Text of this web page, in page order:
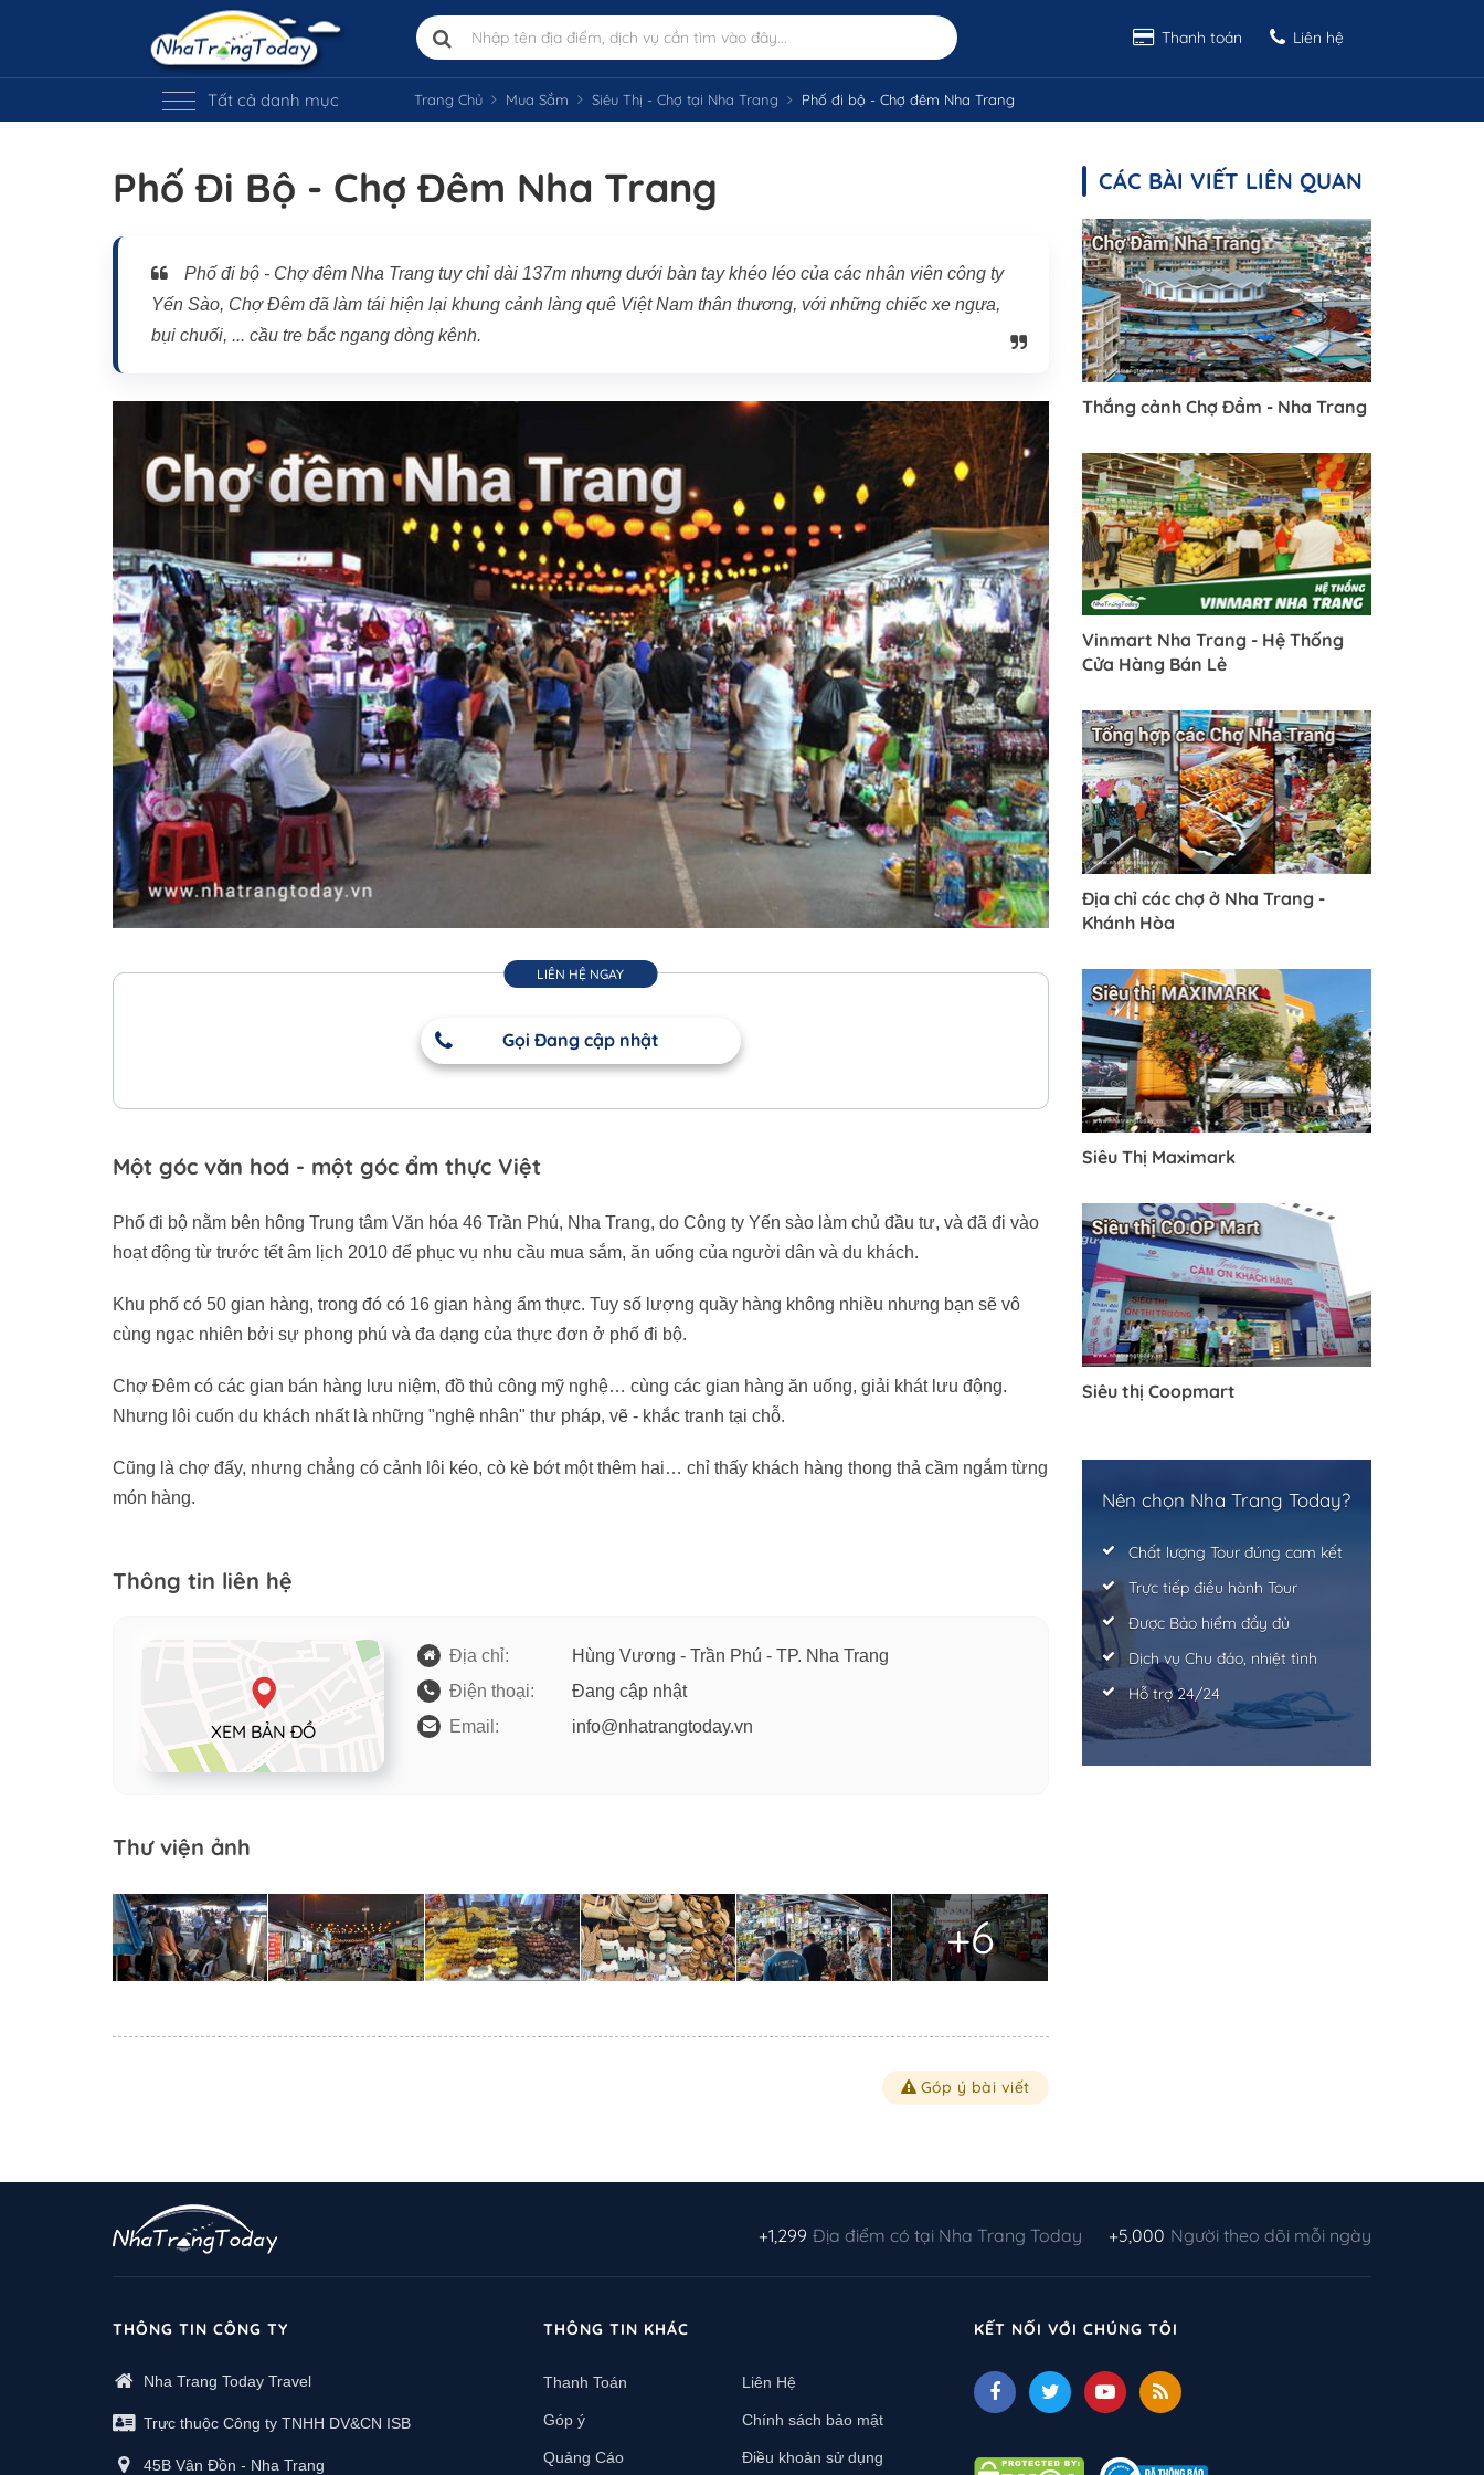
Thanh toán Liên hệ
Tất cả danh mục Trang Chủ Mua Sắm Siêu Thị - Chợ tại Nha Trang Phố đi bộ - Chợ đêm Nha Trang
Phố Đi Bộ - Chợ Đêm Nha Trang
Phố đi bộ - Chợ đêm Nha Trang tuy chỉ dài 137m nhưng dưới bàn tay khéo léo của các nhân viên công ty
Yến Sào, Chợ Đêm đã làm tái hiện lại khung cảnh làng quê Việt Nam thân thương, với những chiếc xe ngựa,
bụi chuối, ... cầu tre bắc ngang dòng kênh.
LIÊN HỆ NGAY
Gọi Đang cập nhật
Một góc văn hoá - một góc ẩm thực Việt
Phố đi bộ nằm bên hông Trung tâm Văn hóa 46 Trần Phú, Nha Trang, do Công ty Yến sào làm chủ đầu tư, và đã đi vào
hoạt động từ trước tết âm lịch 2010 để phục vụ nhu cầu mua sắm, ăn uống của người dân và du khách.
Khu phố có 50 gian hàng, trong đó có 16 gian hàng ẩm thực. Tuy số lượng quầy hàng không nhiều nhưng bạn sẽ vô
cùng ngạc nhiên bởi sự phong phú và đa dạng của thực đơn ở phố đi bộ.
Chợ Đêm có các gian bán hàng lưu niệm, đồ thủ công mỹ nghệ… cùng các gian hàng ăn uống, giải khát lưu động.
Nhưng lôi cuốn du khách nhất là những "nghệ nhân" thư pháp, vẽ - khắc tranh tại chỗ.
Cũng là chợ đấy, nhưng chẳng có cảnh lôi kéo, cò kè bớt một thêm hai… chỉ thấy khách hàng thong thả cầm ngắm từng
món hàng.
Thông tin liên hệ
XEM BẢN ĐỒ
Địa chỉ:
Hùng Vương - Trần Phú - TP. Nha Trang
Điện thoại:
Đang cập nhật
Email:
info@nhatrangtoday.vn
Thư viện ảnh
+6
Góp ý bài viết
CÁC BÀI VIẾT LIÊN QUAN
Thắng cảnh Chợ Đầm - Nha Trang
Vinmart Nha Trang - Hệ Thống
Cửa Hàng Bán Lẻ
Địa chỉ các chợ ở Nha Trang -
Khánh Hòa
Siêu Thị Maximark
Siêu thị Coopmart
Nên chọn Nha Trang Today?
Chất lượng Tour đúng cam kết
Trực tiếp điều hành Tour
Được Bảo hiểm đầy đủ
Dịch vụ Chu đáo, nhiệt tình
Hỗ trợ 24/24
+1,299 Địa điểm có tại Nha Trang Today +5,000 Người theo dõi mỗi ngày
THÔNG TIN CÔNG TY
Nha Trang Today Travel
Trực thuộc Công ty TNHH DV&CN ISB
45B Vân Đồn - Nha Trang
THÔNG TIN KHÁC
Thanh Toán Liên Hệ
Góp ý Chính sách bảo mật
Quảng Cáo Điều khoản sử dụng
KẾT NỐI VỚI CHÚNG TÔI